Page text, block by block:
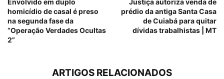
homicídio de casal é preso
na segunda fase da
“Operação Verdades Ocultas
2”
prédio da antiga Santa Casa
de Cuiabá para quitar
dívidas trabalhistas | MT
ARTIGOS RELACIONADOS